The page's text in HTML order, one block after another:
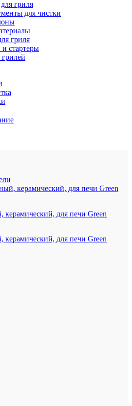
гриля
для чистки
гриля
стартеры
грилей
керамический, для печи Green